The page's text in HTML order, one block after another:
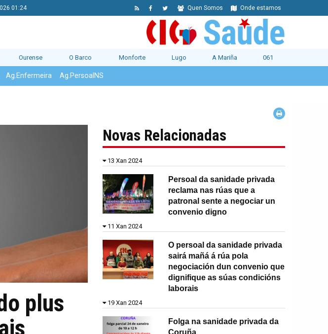
01:24 Onde estamos
Quen Somos
Ourense O Barco Monforte Lugo A Mariña 061
Ag.Enfermeira Ag.PersoalNS
plus
Novas Relacionadas
13 Xan 2024
Persoal da sanidade privada
reclama nas rúas que a
patronal sente a negociar un
convenio digno
11 Xan 2024
O persoal da sanidade privada
sairá mañá á rúa pola
negociación dun convenio que
dignifique as súas condicións
laborais
19 Xan 2024
Folga na sanidade privada da
Coruña